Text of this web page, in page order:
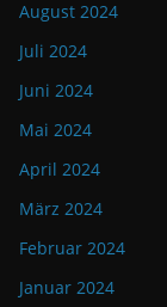
August 2024
Juli 2024
Juni 2024
Mai 2024
April 2024
März 2024
Februar 2024
Januar 2024